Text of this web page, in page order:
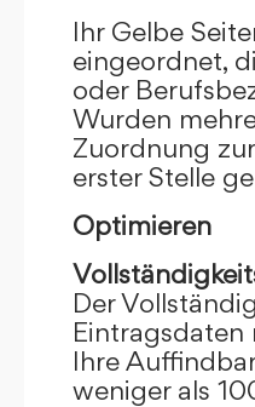
Ihr Gelbe
eingeordnet,
oder
Wurden
Zuordnung
erster Stelle
Optimieren
Der
Eintragsdaten
Ihre
weniger als